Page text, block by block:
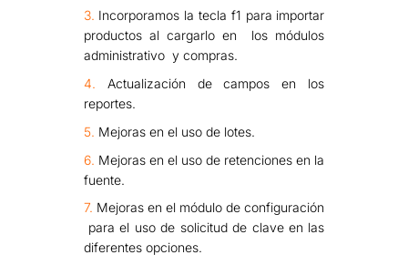
3. Incorporamos la tecla f1 para importar
productos al cargarlo en los módulos
administrativo y compras.
4. Actualización de campos en los
reportes.
5. Mejoras en el uso de lotes.
6. Mejoras en el uso de retenciones en la
fuente.
7. Mejoras en el módulo de configuración
para el uso de solicitud de clave en las
diferentes opciones.